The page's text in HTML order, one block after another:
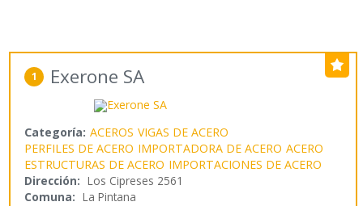
1 Exerone SA
Categoría: ACEROS VIGAS DE ACERO
PERFILES DE ACERO IMPORTADORA DE ACERO ACERO
ESTRUCTURAS DE ACERO IMPORTACIONES DE ACERO
Dirección: Los Cipreses 2561
Comuna: La Pintana